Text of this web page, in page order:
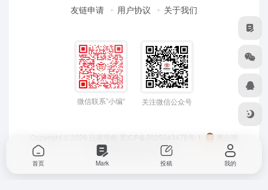
友链申请 用户协议 关于我们
微信联系”小编“ 关注微信公众号
Copyright © 2026 玩家导航 黑ICP备2025043478号-1
黑公网
安备23050202000033号
首页 Mark 投稿 我的